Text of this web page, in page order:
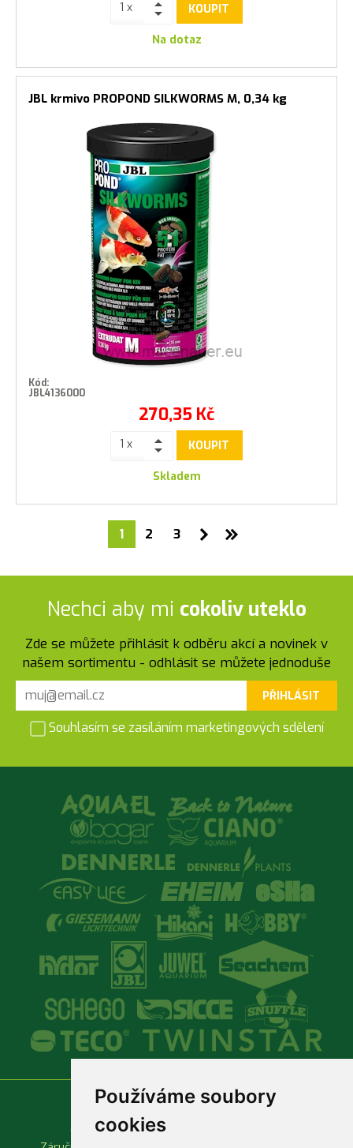
Používáme soubory
cookies
KOUPIT
Na dotaz
JBL krmivo PROPOND SILKWORMS M, 0,34 kg
Kód:
JBL4136000
270,35 Kč
KOUPIT
Skladem
1 2 3
Nechci aby mi cokoliv uteklo
Zde se můžete přihlásit k odběru akcí a novinek v
našem sortimentu - odhlásit se můžete jednoduše
PŘIHLÁSIT
Souhlasím se zasíláním marketingových sdělení
Vše o nákupu
Obchodní podmínky
Důležité odkazy